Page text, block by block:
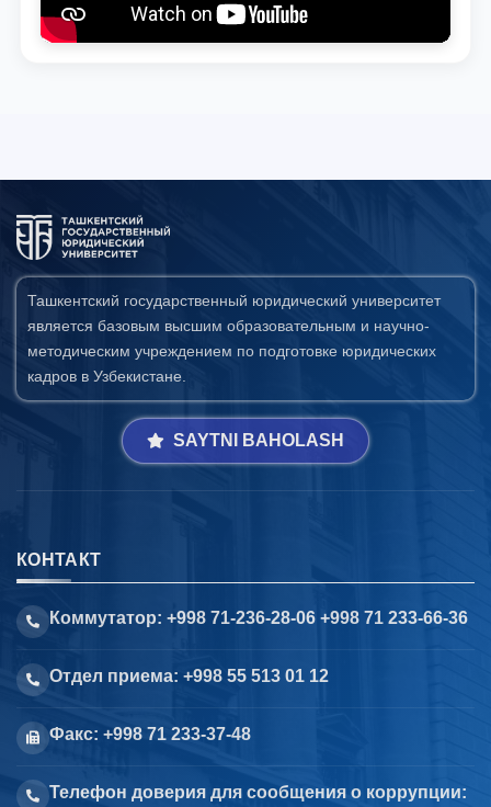
Ташкентский государственный юридический университет
является базовым высшим образовательным и научно-
методическим учреждением по подготовке юридических
кадров в Узбекистане.
SAYTNI BAHOLASH
КОНТАКТ
Коммутатор: +998 71-236-28-06 +998 71 233-66-36
Отдел приема: +998 55 513 01 12
Факс: +998 71 233-37-48
Телефон доверия для сообщения о коррупции: